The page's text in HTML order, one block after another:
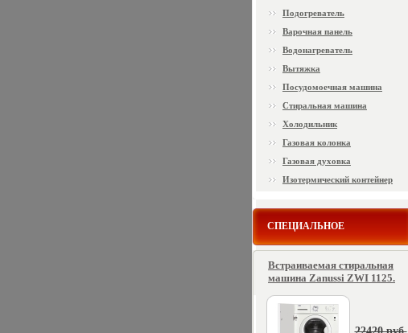
Подогреватель
Варочная панель
Водонагреватель
Вытяжка
Посудомоечная машина
Стиральная машина
Холодильник
Газовая колонка
Газовая духовка
Изотермический контейнер
СПЕЦИАЛЬНОЕ
Встраиваемая стиральная
машина Zanussi ZWI 1125.